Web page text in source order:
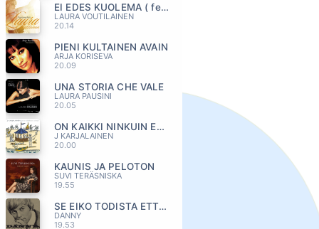
EI EDES KUOLEMA ( feat. VEETI KALLIO)
LAURA VOUTILAINEN
20.14
PIENI KULTAINEN AVAIN
ARJA KORISEVA
20.09
UNA STORIA CHE VALE
LAURA PAUSINI
20.05
ON KAIKKI NINKUIN ENNENKIN
J KARJALAINEN
20.00
KAUNIS JA PELOTON
SUVI TERÄSNISKA
19.55
SE EIKO TODISTA ETTA MUUTUIN
DANNY
19.53